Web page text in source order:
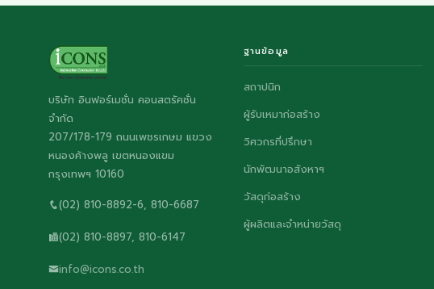
บริษัท อินฟอร์เมชั่น คอนสตรัคชั่น
จำกัด
207/178-179 ถนนเพชรเกษม แขวง
หนองค้างพลู เขตหนองแขม
กรุงเทพฯ 10160
(02) 810-8892-6, 810-6687
(02) 810-8897, 810-6147
info@icons.co.th
ฐานข้อมูล
สถาปนิก
ผู้รับเหมาก่อสร้าง
วิศวกรที่ปรึกษา
นักพัฒนาอสังหาฯ
วัสดุก่อสร้าง
ผู้ผลิตและจำหน่ายวัสดุ